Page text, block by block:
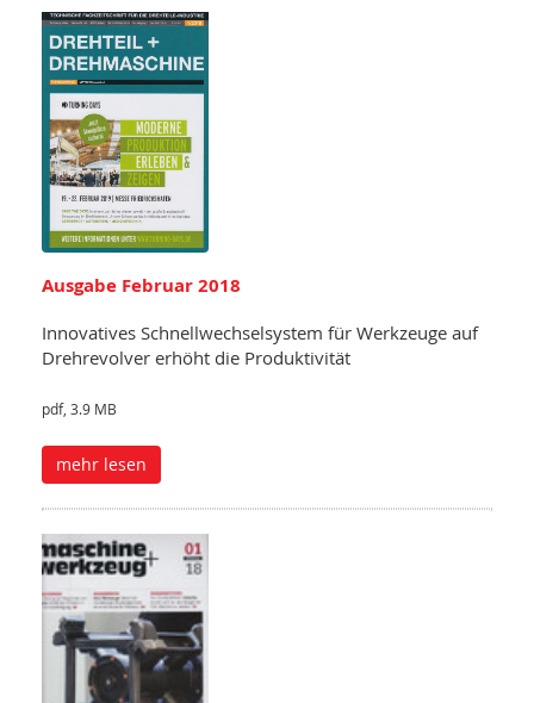
Ausgabe Februar 2018
Innovatives Schnellwechselsystem für Werkzeuge auf
Drehrevolver erhöht die Produktivität
pdf, 3.9 MB
mehr lesen